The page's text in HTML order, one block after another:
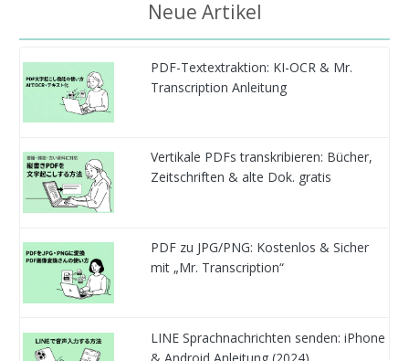
Neue Artikel
PDF-Textextraktion: KI-OCR & Mr.
Transcription Anleitung
Vertikale PDFs transkribieren: Bücher,
Zeitschriften & alte Dok. gratis
PDF zu JPG/PNG: Kostenlos & Sicher
mit „Mr. Transcription“
LINE Sprachnachrichten senden: iPhone
& Android Anleitung (2024)